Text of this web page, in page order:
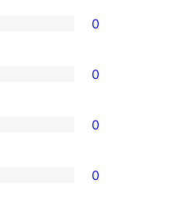
0
0
0
0